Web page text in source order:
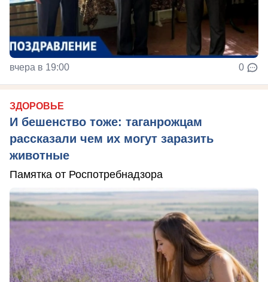
вчера в 19:00 0
ЗДОРОВЬЕ
И бешенство тоже: таганрожцам
рассказали чем их могут заразить
животные
Памятка от Роспотребнадзора